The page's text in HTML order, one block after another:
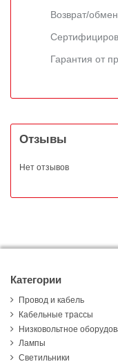
Возврат/
Гарантия от
Отзывы
Нет отзывов
Категории
Провод и кабель
Кабельные трассы
Низковольтное
Лампы
Светильники